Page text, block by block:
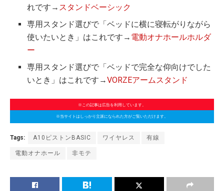
れです→ スタンドベーシック
専用スタンド選びで「ベッドに横に寝転がりながら
使いたいとき」はこれです→ 電動オナホールホルダ
ー
専用スタンド選びで「ベッドで完全な仰向けでした
いとき」はこれです→VORZEアームスタンド
※この記事は広告を利用しています。
※当サイトはしっかり立派になられた方がご覧いただけます。
Tags: A10ピストンBASIC ワイヤレス 有線
電動オナホール 非モテ